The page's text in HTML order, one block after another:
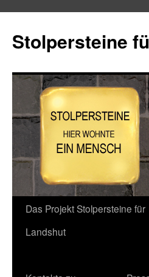
Stolpersteine
Zum
Inhalt
Das Projekt Stolpersteine für
Landshut